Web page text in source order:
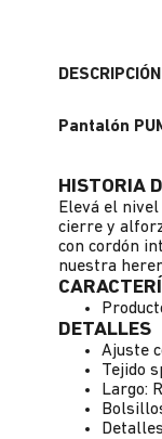
DESCRIPCIÓN
Pantalón
HISTORIA
Elevá el
cierre y
con cordón
nuestra
DETALLES
Ajuste
Tejido
Largo: